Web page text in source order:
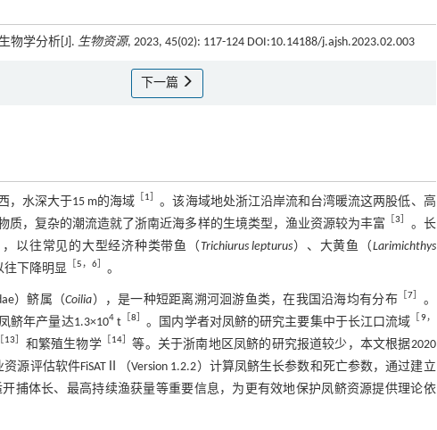
物学分析[J]. 生物资源, 2023, 45(02): 117-124 DOI:10.14188/j.ajsh.2023.02.003
下一篇
，水深大于15 m的海域 ［1］ 。该海域地处浙江沿岸流和台湾暖流这两股低、高
质，复杂的潮流造就了浙南近海多样的生境类型，渔业资源较为丰富 ［3］ 。长
，以往常见的大型经济种类带鱼（Trichiurus lepturus）、大黄鱼（Larimichthys
往下降明显 ［5， 6］ 。
）鲚属（Coilia），是一种短距离溯河洄游鱼类，在我国沿海均有分布［7］ 。
鲚年产量达1.3×104t［8］ 。国内学者对凤鲚的研究主要集中于长江口流域 ［9，
［13］ 和繁殖生物学 ［14］等。关于浙南地区凤鲚的研究报道较少，本文根据2020
源评估软件FiSATⅡ（Version 1.2.2）计算凤鲚生长参数和死亡参数，通过建立
捕体长、最高持续渔获量等重要信息，为更有效地保护凤鲚资源提供理论依